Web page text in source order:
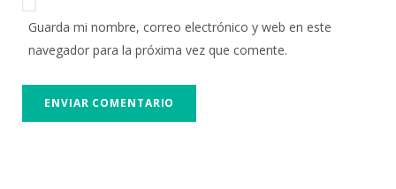
Guarda mi nombre, correo electrónico y web en este
navegador para la próxima vez que comente.